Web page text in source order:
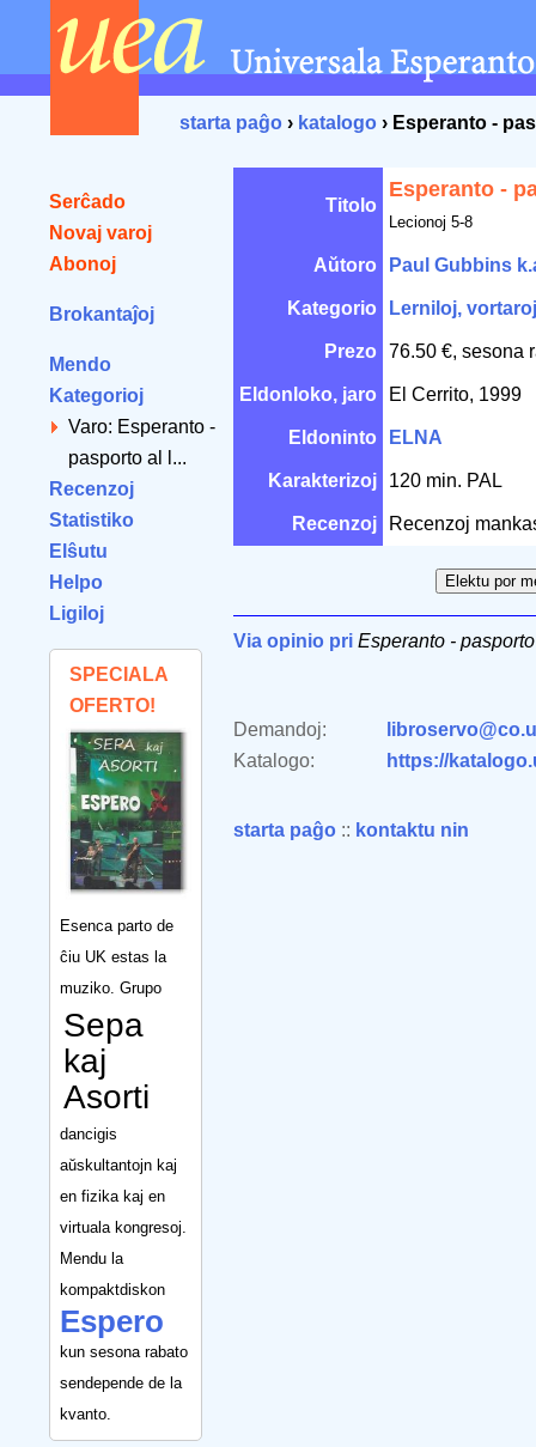
starta paĝo › katalogo › Esperanto -
Serĉado
Novaj varoj
Abonoj
Brokantaĵoj
Mendo
Kategorioj
Varo: Esperanto -
pasporto al l...
Recenzoj
Statistiko
Elŝutu
Helpo
Ligiloj
SPECIALA
OFERTO!
Esenca parto de
ĉiu UK estas la
muziko. Grupo
Sepa
kaj
Asorti
dancigis
aŭskultantojn kaj
en fizika kaj en
virtuala kongresoj.
Mendu la
kompaktdiskon
Espero
kun sesona rabato
sendepende de la
kvanto.
Titolo
Esperanto -
Lecionoj 5-8
Aŭtoro Paul Gubbins
Kategorio Lerniloj, vortaroj
Prezo 76.50 €, sesona
Eldonloko, jaro El Cerrito, 1999
Eldoninto ELNA
Karakterizoj 120 min. PAL
Recenzoj Recenzoj
Via opinio pri Esperanto -
Demandoj:
Katalogo:
https://
starta paĝo :: kontaktu nin